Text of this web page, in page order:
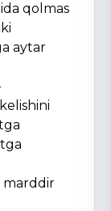
qolmas
aytar
marddir